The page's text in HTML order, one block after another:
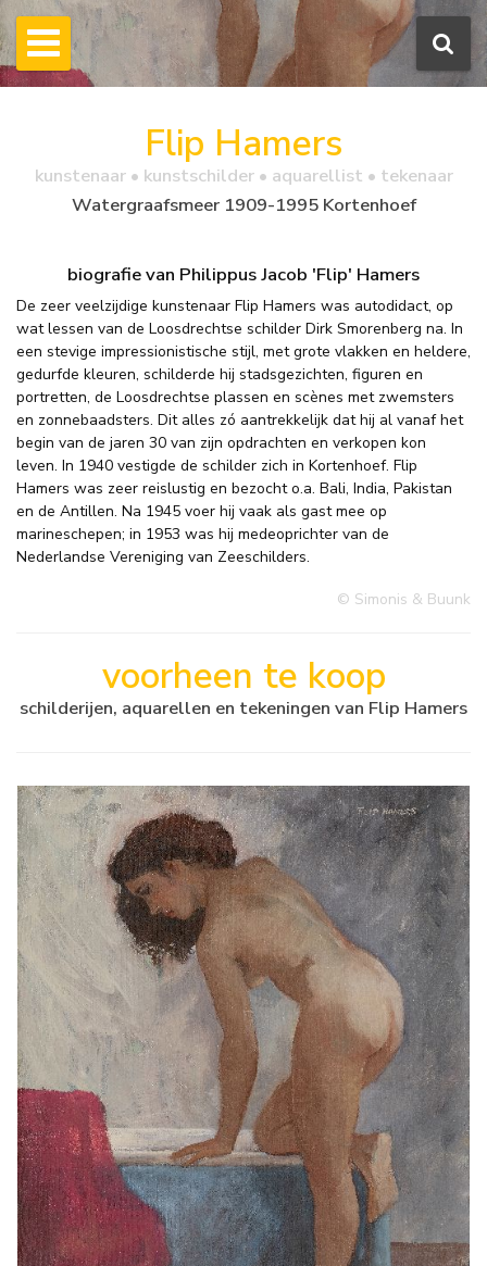
Flip Hamers
kunstenaar • kunstschilder • aquarellist • tekenaar
Watergraafsmeer 1909-1995 Kortenhoef
biografie van Philippus Jacob 'Flip' Hamers
De zeer veelzijdige kunstenaar Flip Hamers was autodidact, op
wat lessen van de Loosdrechtse schilder Dirk Smorenberg na. In
een stevige impressionistische stijl, met grote vlakken en heldere,
gedurfde kleuren, schilderde hij stadsgezichten, figuren en
portretten, de Loosdrechtse plassen en scènes met zwemsters
en zonnebaadsters. Dit alles zó aantrekkelijk dat hij al vanaf het
begin van de jaren 30 van zijn opdrachten en verkopen kon
leven. In 1940 vestigde de schilder zich in Kortenhoef. Flip
Hamers was zeer reislustig en bezocht o.a. Bali, India, Pakistan
en de Antillen. Na 1945 voer hij vaak als gast mee op
marineschepen; in 1953 was hij medeoprichter van de
Nederlandse Vereniging van Zeeschilders.
© Simonis & Buunk
voorheen te koop
schilderijen, aquarellen en tekeningen van Flip Hamers